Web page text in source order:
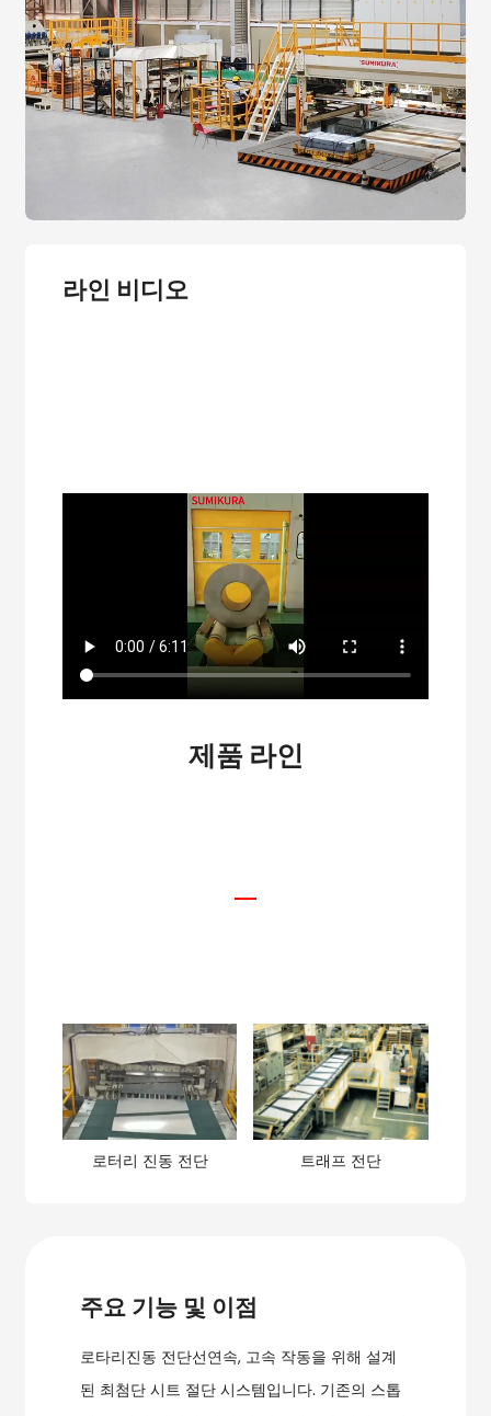
라인 비디오
제품 라인
로터리 진동 전단 트래프 전단
주요 기능 및 이점
로타리진동 전단선연속, 고속 작동을 위해 설계
된 최첨단 시트 절단 시스템입니다. 기존의 스톱